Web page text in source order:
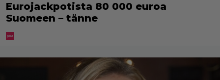
Eurojackpotista 80 000 euroa
Suomeen – tänne